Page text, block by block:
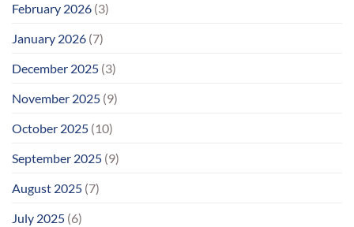
February 2026 (3)
January 2026 (7)
December 2025 (3)
November 2025 (9)
October 2025 (10)
September 2025 (9)
August 2025 (7)
July 2025 (6)